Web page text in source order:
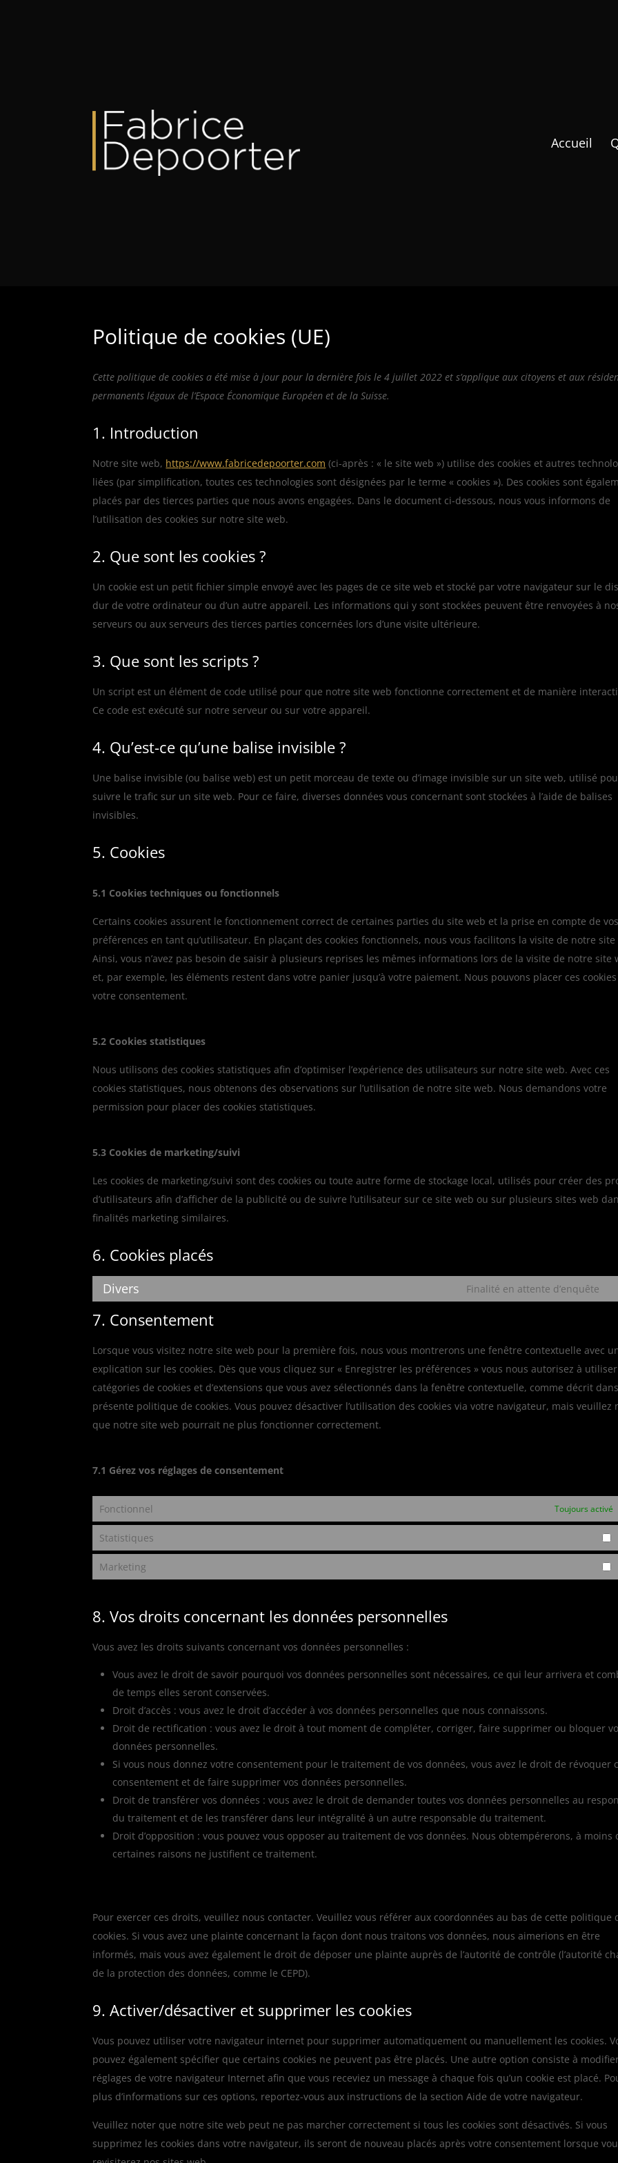
Accueil
Politique de cookies (UE)
Cette politique de cookies a été mise à jour pour la dernière fois le 4 juillet 2022 et s’applique aux citoyens et aux
permanents légaux de l’Espace Économique Européen et de la Suisse.
1. Introduction
Notre site web, https://www.fabricedepoorter.com (ci-après : « le site web ») utilise des cookies et autres
liées (par simplification, toutes ces technologies sont désignées par le terme « cookies »). Des cookies sont
placés par des tierces parties que nous avons engagées. Dans le document ci-dessous, nous vous informons de
l’utilisation des cookies sur notre site web.
2. Que sont les cookies ?
Un cookie est un petit fichier simple envoyé avec les pages de ce site web et stocké par votre navigateur sur le
dur de votre ordinateur ou d’un autre appareil. Les informations qui y sont stockées peuvent être renvoyées à
serveurs ou aux serveurs des tierces parties concernées lors d’une visite ultérieure.
3. Que sont les scripts ?
Un script est un élément de code utilisé pour que notre site web fonctionne correctement et de manière
Ce code est exécuté sur notre serveur ou sur votre appareil.
4. Qu’est-ce qu’une balise invisible ?
Une balise invisible (ou balise web) est un petit morceau de texte ou d’image invisible sur un site web, utilisé
suivre le trafic sur un site web. Pour ce faire, diverses données vous concernant sont stockées à l’aide de balises
invisibles.
5. Cookies
5.1 Cookies techniques ou fonctionnels
Certains cookies assurent le fonctionnement correct de certaines parties du site web et la prise en compte de vos
préférences en tant qu’utilisateur. En plaçant des cookies fonctionnels, nous vous facilitons la visite de notre site
Ainsi, vous n’avez pas besoin de saisir à plusieurs reprises les mêmes informations lors de la visite de notre site
et, par exemple, les éléments restent dans votre panier jusqu’à votre paiement. Nous pouvons placer ces cookies
votre consentement.
5.2 Cookies statistiques
Nous utilisons des cookies statistiques afin d’optimiser l’expérience des utilisateurs sur notre site web. Avec ces
cookies statistiques, nous obtenons des observations sur l’utilisation de notre site web. Nous demandons votre
permission pour placer des cookies statistiques.
5.3 Cookies de marketing/suivi
Les cookies de marketing/suivi sont des cookies ou toute autre forme de stockage local, utilisés pour créer des
d’utilisateurs afin d’afficher de la publicité ou de suivre l’utilisateur sur ce site web ou sur plusieurs sites web
finalités marketing similaires.
6. Cookies placés
Divers Finalité en attente d’enquête
7. Consentement
Lorsque vous visitez notre site web pour la première fois, nous vous montrerons une fenêtre contextuelle avec
explication sur les cookies. Dès que vous cliquez sur « Enregistrer les préférences » vous nous autorisez à
catégories de cookies et d’extensions que vous avez sélectionnés dans la fenêtre contextuelle, comme décrit
présente politique de cookies. Vous pouvez désactiver l’utilisation des cookies via votre navigateur, mais veuillez
que notre site web pourrait ne plus fonctionner correctement.
7.1 Gérez vos réglages de consentement
Fonctionnel Toujours activé
Statistiques
Marketing
8. Vos droits concernant les données personnelles
Vous avez les droits suivants concernant vos données personnelles :
Vous avez le droit de savoir pourquoi vos données personnelles sont nécessaires, ce qui leur arrivera et
de temps elles seront conservées.
Droit d’accès : vous avez le droit d’accéder à vos données personnelles que nous connaissons.
Droit de rectification : vous avez le droit à tout moment de compléter, corriger, faire supprimer ou bloquer
données personnelles.
Si vous nous donnez votre consentement pour le traitement de vos données, vous avez le droit de révoquer
consentement et de faire supprimer vos données personnelles.
Droit de transférer vos données : vous avez le droit de demander toutes vos données personnelles au
du traitement et de les transférer dans leur intégralité à un autre responsable du traitement.
Droit d’opposition : vous pouvez vous opposer au traitement de vos données. Nous obtempérerons, à moins
certaines raisons ne justifient ce traitement.
Pour exercer ces droits, veuillez nous contacter. Veuillez vous référer aux coordonnées au bas de cette politique
cookies. Si vous avez une plainte concernant la façon dont nous traitons vos données, nous aimerions en être
informés, mais vous avez également le droit de déposer une plainte auprès de l’autorité de contrôle (l’autorité
de la protection des données, comme le CEPD).
9. Activer/désactiver et supprimer les cookies
Vous pouvez utiliser votre navigateur internet pour supprimer automatiquement ou manuellement les cookies.
pouvez également spécifier que certains cookies ne peuvent pas être placés. Une autre option consiste à
réglages de votre navigateur Internet afin que vous receviez un message à chaque fois qu’un cookie est placé.
plus d’informations sur ces options, reportez-vous aux instructions de la section Aide de votre navigateur.
Veuillez noter que notre site web peut ne pas marcher correctement si tous les cookies sont désactivés. Si vous
supprimez les cookies dans votre navigateur, ils seront de nouveau placés après votre consentement lorsque